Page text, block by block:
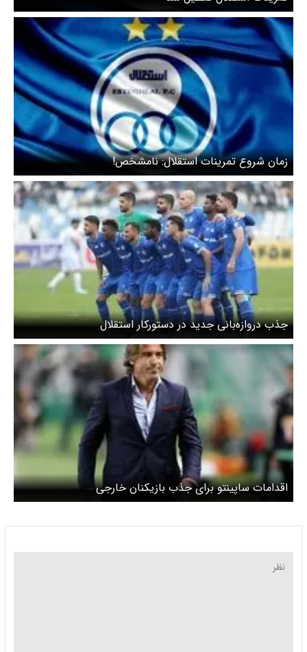
زمان شروع تمرینات استقلال: نامشخص!
جذب دروازه‌بانی جدید در دستورکار استقلال
اقدامات ساپینتو برای جذب بازیکنان خارجی